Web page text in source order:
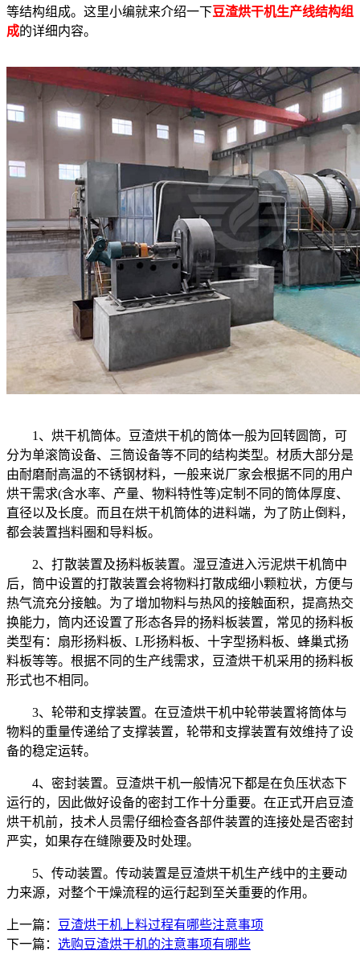
等结构组成。这里小编就来介绍一下豆渣烘干机生产线结构组
成的详细内容。
1、烘干机筒体。豆渣烘干机的筒体一般为回转圆筒，可
分为单滚筒设备、三筒设备等不同的结构类型。材质大部分是
由耐磨耐高温的不锈钢材料，一般来说厂家会根据不同的用户
烘干需求(含水率、产量、物料特性等)定制不同的筒体厚度、
直径以及长度。而且在烘干机筒体的进料端，为了防止倒料，
都会装置挡料圈和导料板。
2、打散装置及扬料板装置。湿豆渣进入污泥烘干机筒中
后，筒中设置的打散装置会将物料打散成细小颗粒状，方便与
热气流充分接触。为了增加物料与热风的接触面积，提高热交
换能力，筒内还设置了形态各异的扬料板装置，常见的扬料板
类型有：扇形扬料板、L形扬料板、十字型扬料板、蜂巢式扬
料板等等。根据不同的生产线需求，豆渣烘干机采用的扬料板
形式也不相同。
3、轮带和支撑装置。在豆渣烘干机中轮带装置将筒体与
物料的重量传递给了支撑装置，轮带和支撑装置有效维持了设
备的稳定运转。
4、密封装置。豆渣烘干机一般情况下都是在负压状态下
运行的，因此做好设备的密封工作十分重要。在正式开启豆渣
烘干机前，技术人员需仔细检查各部件装置的连接处是否密封
严实，如果存在缝隙要及时处理。
5、传动装置。传动装置是豆渣烘干机生产线中的主要动
力来源，对整个干燥流程的运行起到至关重要的作用。
上一篇：
豆渣烘干机上料过程有哪些注意事项
下一篇： 选购豆渣烘干机的注意事项有哪些